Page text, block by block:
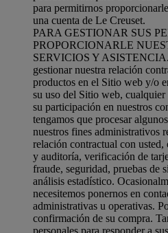
para permitirnos
una cuenta de Le Creuset.
PARA GESTIONAR SUS
PROPORCIONARLE
SERVICIOS Y ASISTENCIA.
gestionar nuestra relación
productos en el Sitio web y/o
su uso del Sitio web,
su participación en nuestros
tengamos que procesar
nuestros fines administrativos
relación contractual con
y auditoría, verificación de
fraude, seguridad, pruebas de
análisis estadístico.
necesitemos ponernos en
administrativas u operativas.
confirmación de su compra.